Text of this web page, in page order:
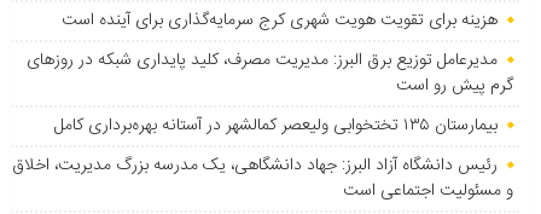
هزینه برای تقویت هویت شهری کرج سرمایه‌گذاری برای آینده است
مدیرعامل توزیع برق البرز: مدیریت مصرف، کلید پایداری شبکه در روزهای
گرم پیش رو است
بیمارستان ۱۳۵ تختخوابی ولیعصر کمالشهر در آستانه بهره‌برداری کامل
رئیس دانشگاه آزاد البرز: جهاد دانشگاهی، یک مدرسه بزرگ مدیریت، اخلاق
و مسئولیت اجتماعی است